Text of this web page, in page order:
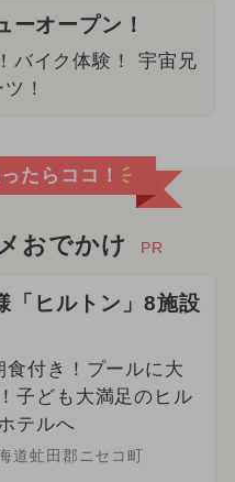
ーオープン！
バイク体験！ 宇宙兄
！
たらココ！
おでかけ PR
「ヒルトン」8施設
食付き！プールに大
子ども大満足のヒル
テルへ
道虻田郡ニセコ町